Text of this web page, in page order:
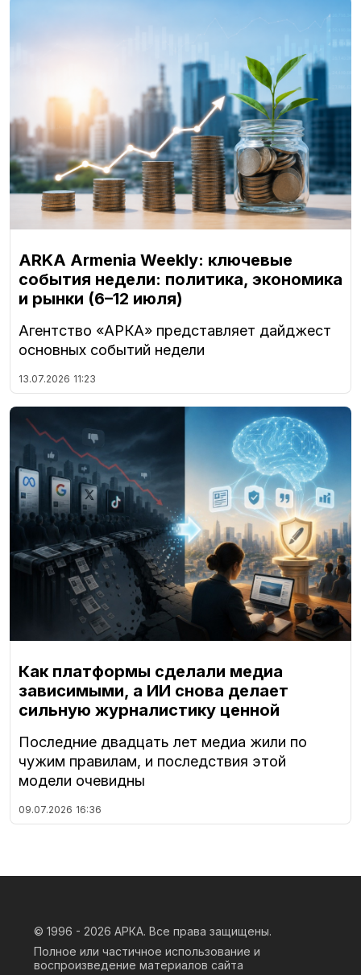
ARKA Armenia Weekly: ключевые
события недели: политика, экономика
и рынки (6–12 июля)
Агентство «АРКА» представляет дайджест
основных событий недели
13.07.2026 11:23
Как платформы сделали медиа
зависимыми, а ИИ снова делает
сильную журналистику ценной
Последние двадцать лет медиа жили по
чужим правилам, и последствия этой
модели очевидны
09.07.2026 16:36
© 1996 - 2026 АРКА. Все права защищены.
Полное или частичное использование и
воспроизведение материалов сайта